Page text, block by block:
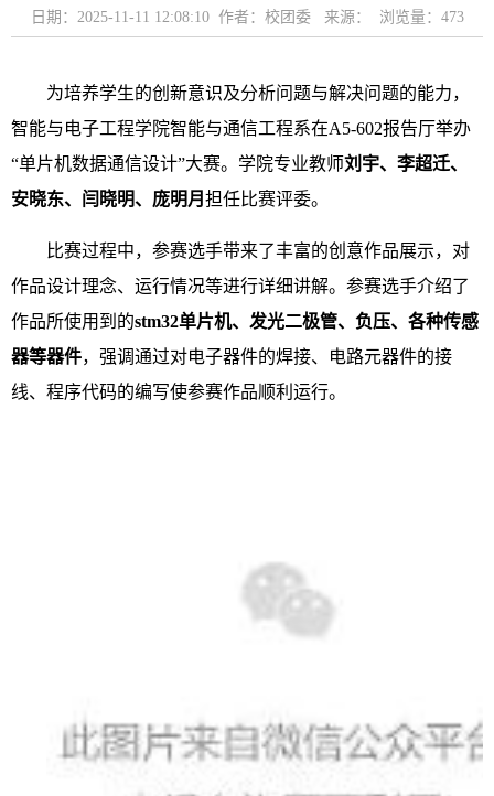
日期：2025-11-11 12:08:10 作者：校团委 来源： 浏览量： 473
为培养学生的创新意识及分析问题与解决问题的能力，
智能与电子工程学院智能与通信工程系在A5-602报告厅举办
“单片机数据通信设计”大赛。学院专业教师刘宇、李超迁、
安晓东、闫晓明、庞明月 担任比赛评委。
比赛过程中，参赛选手带来了丰富的创意作品展示，对
作品设计理念、运行情况等进行详细讲解。参赛选手介绍了
作品所使用到的stm32单片机、发光二极管、负压、各种传感
器等器件，强调通过对电子器件的焊接、电路元器件的接
线、程序代码的编写使参赛作品顺利运行。